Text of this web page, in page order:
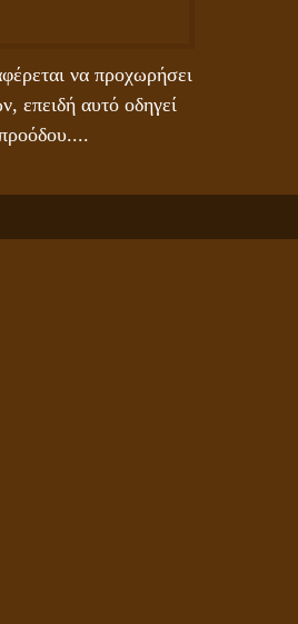
να προχωρήσει
επειδή αυτό οδηγεί